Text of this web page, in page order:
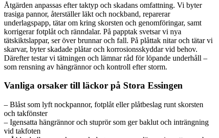
Åtgärden anpassas efter taktyp och skadans omfattning. Vi byter
trasiga pannor, återställer läkt och nockband, reparerar
underlagspapp, tätar om kring skorsten och genomföringar, samt
korrigerar fotplåt och ränndalar. På papptak svetsar vi nya
tätskiktslappar, ser över brunnar och fall. På plåttak nitar och tätar vi
skarvar, byter skadade plåtar och korrosionsskyddar vid behov.
Därefter testar vi tätningen och lämnar råd för löpande underhåll –
som rensning av hängrännor och kontroll efter storm.
Vanliga orsaker till läckor på Stora Essingen
– Blåst som lyft nockpannor, fotplåt eller plåtbeslag runt skorsten
och takfönster
– Igensatta hängrännor och stuprör som ger baklut och inträngning
vid takfoten